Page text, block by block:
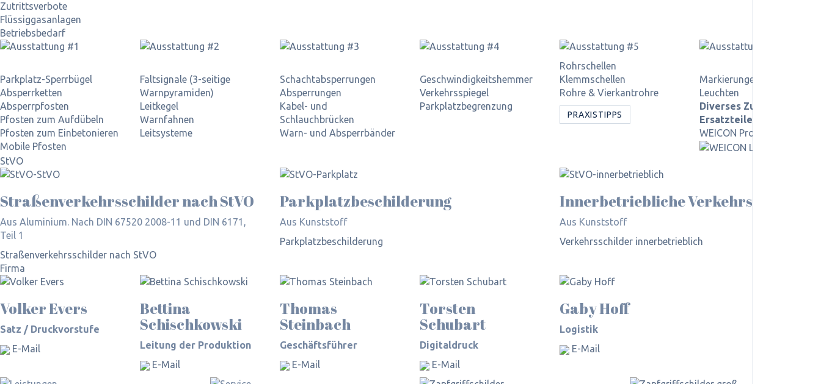
Zutrittsverbote
Flüssiggasanlagen
Betriebsbedarf
Parkplatz-Sperrbügel
Absperrketten
Absperrpfosten
Pfosten zum Aufdübeln
Pfosten zum Einbetonieren
Mobile Pfosten
Faltsignale (3-seitige
Warnpyramiden)
Leitkegel
Warnfahnen
Leitsysteme
Schacht­absperrungen
Absperrungen
Kabel- und
Schlauchbrücken
Warn- und Absperrbänder
Geschwindigkeits­hemmer
Verkehrsspiegel
Parkplatz­begrenzung
Rohrschellen
Klemmschellen
Rohre & Vierkantrohre
PRAXISTIPPS
Markierungen
Leuchten
Diverses Zubehör /
Ersatzteile
WEICON Produkte
StVO
Straßen­verkehrs­schilder nach StVO
Aus Aluminium. Nach DIN 67520 2008-11 und DIN 6171,
Teil 1
Straßen­verkehrs­schilder nach StVO
Parkplatz­beschilderung
Aus Kunststoff
Parkplatz­beschilderung
Inner­betriebliche Verkehrs­schilder
Aus Kunststoff
Verkehrsschilder innerbetrieblich
Firma
Volker Evers
Satz / Druckvorstufe
E-Mail
Bettina
Schischkowski
Leitung der Produktion
E-Mail
Thomas
Steinbach
Geschäftsführer
E-Mail
Torsten
Schubart
Digitaldruck
E-Mail
Gaby Hoff
Logistik
E-Mail